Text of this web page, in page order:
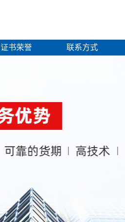
证书荣誉 联系方式